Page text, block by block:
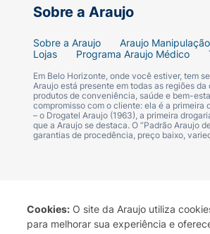
Cookies: O site da Araujo utiliza
para melhorar sua experiência e
estabelecer uma
Contra indicação:
que contenham
Composição:Cada
Validade:3 Ano(s)
Sobre a Araujo
Sobre a Araujo Araujo Manipulação
Lojas
Programa Araujo Médico
Em Belo Horizonte, onde você estiver, tem
Araujo está presente em todas as regiões
produtos de conveniência, saúde e bem-
compromisso com o cliente: ela é a
– o Drogatel Araujo (1963), a primeira
que a Araujo se destaca. O “Padrão Araujo
garantias de procedência, preço baixo,
Termo de Uso Portal da Privacidade